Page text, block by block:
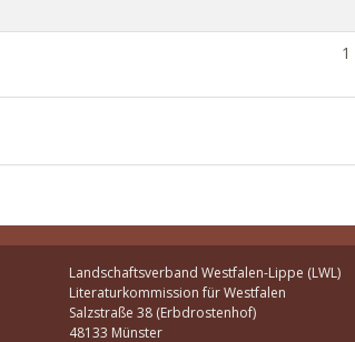
1
Landschaftsverband Westfalen-Lippe (LWL)
Literaturkommission für Westfalen
Salzstraße 38 (Erbdrostenhof)
48133 Münster